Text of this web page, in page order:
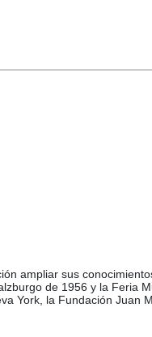
ampliar sus
de 1956 y la Feria
York, la Fundación Juan